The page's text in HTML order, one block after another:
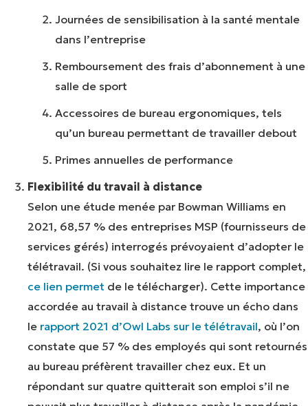
Journées de sensibilisation à la santé mentale
dans l’entreprise
Remboursement des frais d’abonnement à une
salle de sport
Accessoires de bureau ergonomiques, tels
qu’un bureau permettant de travailler debout
Primes annuelles de performance
Flexibilité du travail à distance
Selon une étude menée par Bowman Williams en
2021, 68,57 % des entreprises MSP (fournisseurs de
services gérés) interrogés prévoyaient d’adopter le
télétravail. (Si vous souhaitez lire le rapport complet,
ce lien permet de le télécharger). Cette importance
accordée au travail à distance trouve un écho dans
le rapport 2021 d’Owl Labs sur le télétravail, où l’on
constate que 57 % des employés qui sont retournés
au bureau préfèrent travailler chez eux. Et un
répondant sur quatre quitterait son emploi s’il ne